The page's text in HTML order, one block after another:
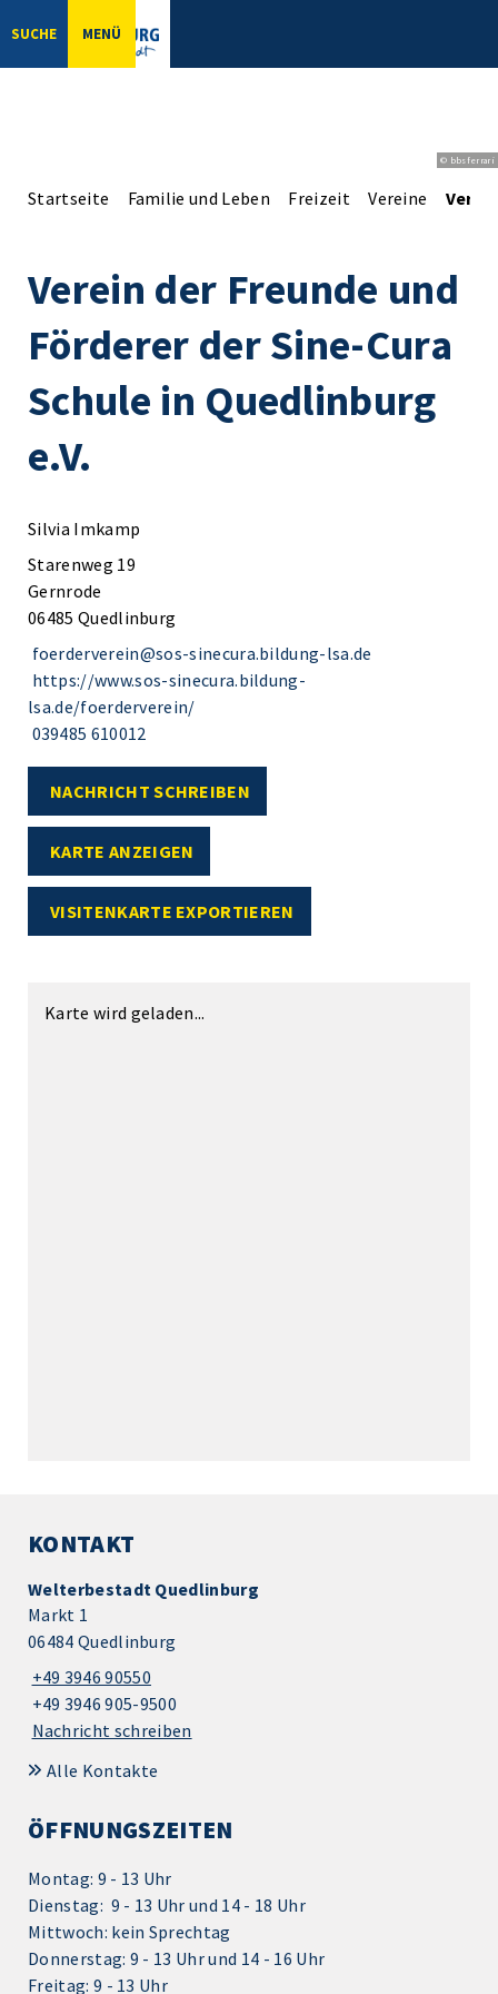
SUCHE MENÜ
© bbsferrari
Startseite Familie und Leben Freizeit Vereine
Verein der Freunde und
Förderer der Sine-Cura
Schule in Quedlinburg
e.V.
Silvia Imkamp
Starenweg 19
Gernrode
06485 Quedlinburg
foerderverein@sos-sinecura.bildung-lsa.de
https://www.sos-sinecura.bildung-
lsa.de/foerderverein/
039485 610012
NACHRICHT SCHREIBEN
KARTE ANZEIGEN
VISITENKARTE EXPORTIEREN
Karte wird geladen...
KONTAKT
Welterbestadt Quedlinburg
Markt 1
06484 Quedlinburg
+49 3946 90550
+49 3946 905-9500
Nachricht schreiben
Alle Kontakte
ÖFFNUNGSZEITEN
Montag: 9 - 13 Uhr
Dienstag: 9 - 13 Uhr und 14 - 18 Uhr
Mittwoch: kein Sprechtag
Donnerstag: 9 - 13 Uhr und 14 - 16 Uhr
Freitag: 9 - 13 Uhr